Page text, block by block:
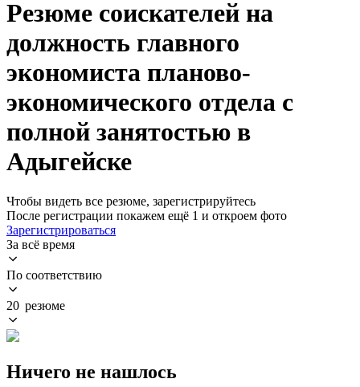
Резюме соискателей на
должность главного
экономиста планово-
экономического отдела с
полной занятостью в
Адыгейске
Чтобы видеть все резюме, зарегистрируйтесь
После регистрации покажем ещё 1 и откроем фото
Зарегистрироваться
За всё время
По соответствию
20 резюме
Ничего не нашлось